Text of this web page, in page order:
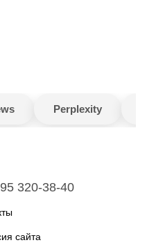
Perplexity
320-38-40
сайта